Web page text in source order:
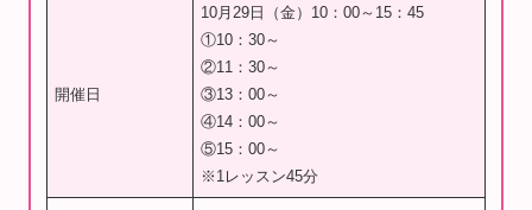
開催日
10月29日（金）10：00～15：45
①10：30～
②11：30～
③13：00～
④14：00～
⑤15：00～
※1レッスン45分